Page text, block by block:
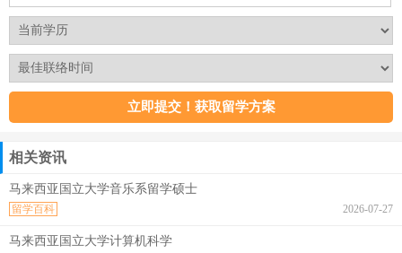
相关资讯
马来西亚国立大学音乐系留学硕士
2026-07-27
留学百科
马来西亚国立大学计算机科学